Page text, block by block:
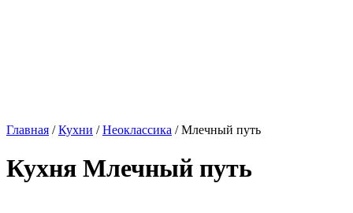
Главная /Кухни /Неоклассика / Млечный путь
Кухня Млечный путь